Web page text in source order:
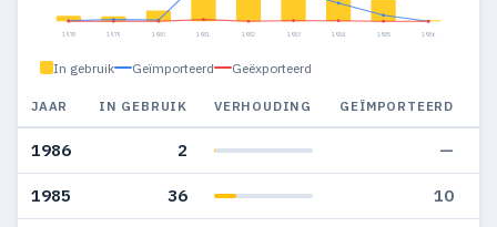
1978 1979 1980 1981 1982 1983 1984 1985 1986
In gebruik Geïmporteerd Geëxporteerd
JAAR IN GEBRUIK VERHOUDING GEÏMPORTEERD
1986 2 —
1985 36 10